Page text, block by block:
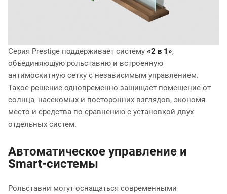
Серия Prestige поддерживает систему «2 в 1»,
объединяющую рольставню и встроенную
антимоскитную сетку с независимым управлением.
Такое решение одновременно защищает помещение от
солнца, насекомых и посторонних взглядов, экономя
место и средства по сравнению с установкой двух
отдельных систем.
Автоматическое управление и
Smart-системы
Рольставни могут оснащаться современными